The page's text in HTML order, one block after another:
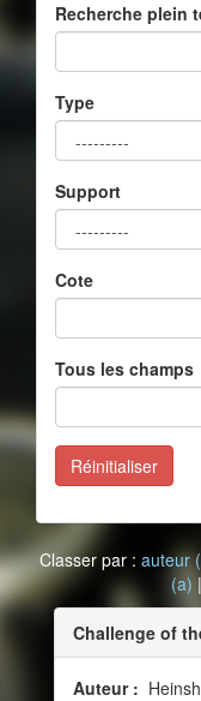
Recherche plein
Type
Support
Cote
Tous les champs
Réinitialiser
Classer par : auteur
(a) |
Challenge of
Auteur :